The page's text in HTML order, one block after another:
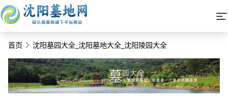
首页 沈阳墓园大全_沈阳墓地大全_沈阳陵园大全